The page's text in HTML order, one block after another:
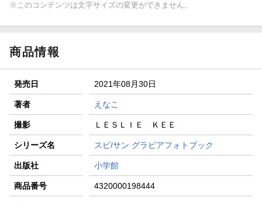
※このコンテンツは文字サイズの変更ができません。
商品情報
発売日 2021年08月30日
著者 えなこ
撮影 ＬＥＳＬＩＥ ＫＥＥ
シリーズ名 スピ/サン グラビアフォトブック
出版社 小学館
商品番号 4320000198444